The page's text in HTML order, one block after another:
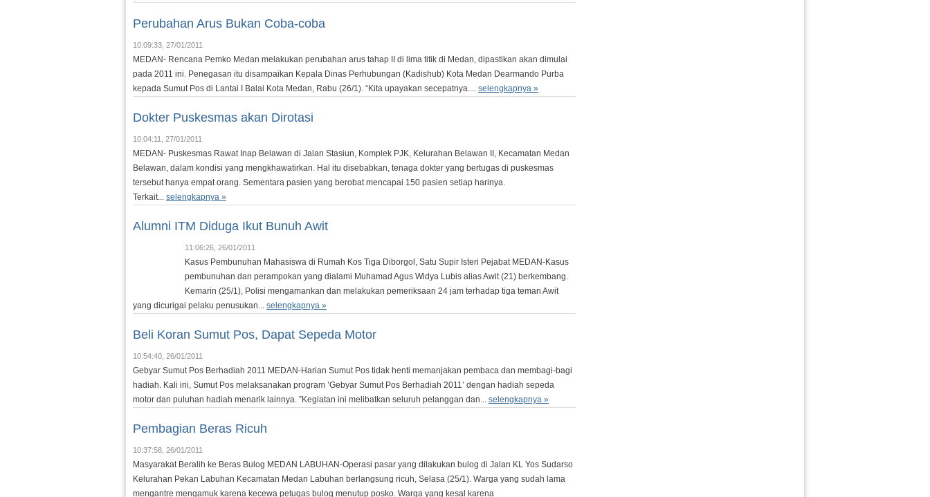
Perubahan Arus Bukan Coba-coba
10:09:33, 27/01/2011
MEDAN- Rencana Pemko Medan melakukan perubahan arus tahap II di lima titik di Medan, dipastikan akan dimulai
pada 2011 ini. Penegasan itu disampaikan Kepala Dinas Perhubungan (Kadishub) Kota Medan Dearmando Purba
kepada Sumut Pos di Lantai I Balai Kota Medan, Rabu (26/1). “Kita upayakan secepatnya.... selengkapnya »
Dokter Puskesmas akan Dirotasi
10:04:11, 27/01/2011
MEDAN- Puskesmas Rawat Inap Belawan di Jalan Stasiun, Komplek PJK, Kelurahan Belawan II, Kecamatan Medan
Belawan, dalam kondisi yang mengkhawatirkan. Hal itu disebabkan, tenaga dokter yang bertugas di puskesmas
tersebut hanya empat orang. Sementara pasien yang berobat mencapai 150 pasien setiap harinya.
Terkait... selengkapnya »
Alumni ITM Diduga Ikut Bunuh Awit
11:06:26, 26/01/2011
Kasus Pembunuhan Mahasiswa di Rumah Kos Tiga Diborgol, Satu Supir Isteri Pejabat MEDAN-Kasus
pembunuhan dan perampokan yang dialami Muhamad Agus Widya Lubis alias Awit (21) berkembang.
Kemarin (25/1), Polisi mengamankan dan melakukan pemeriksaan 24 jam terhadap tiga teman Awit
yang dicurigai pelaku penusukan... selengkapnya »
Beli Koran Sumut Pos, Dapat Sepeda Motor
10:54:40, 26/01/2011
Gebyar Sumut Pos Berhadiah 2011 MEDAN-Harian Sumut Pos tidak henti memanjakan pembaca dan membagi-bagi
hadiah. Kali ini, Sumut Pos melaksanakan program ’Gebyar Sumut Pos Berhadiah 2011’ dengan hadiah sepeda
motor dan puluhan hadiah menarik lainnya. ”Kegiatan ini melibatkan seluruh pelanggan dan... selengkapnya »
Pembagian Beras Ricuh
10:37:58, 26/01/2011
Masyarakat Beralih ke Beras Bulog MEDAN LABUHAN-Operasi pasar yang dilakukan bulog di Jalan KL Yos Sudarso
Kelurahan Pekan Labuhan Kecamatan Medan Labuhan berlangsung ricuh, Selasa (25/1). Warga yang sudah lama
mengantre mengamuk karena kecewa petugas bulog menutup posko. Warga yang kesal karena